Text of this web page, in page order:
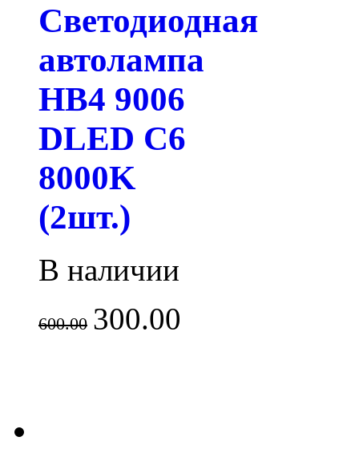
Светодиодная
автолампа
HB4 9006
DLED C6
8000K
(2шт.)
В наличии
600.00 300.00